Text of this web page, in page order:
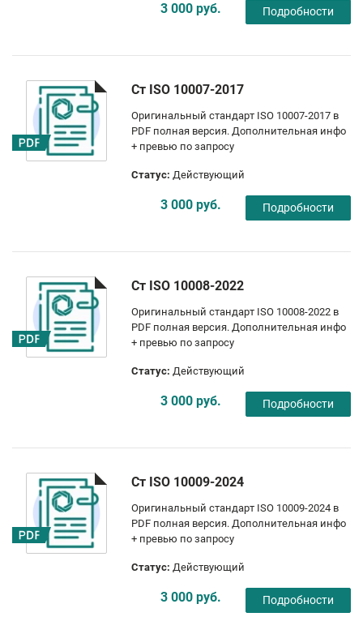
3 000 руб. Подробности
Ст ISO 10007-2017
Оригинальный стандарт ISO 10007-2017 в
PDF полная версия. Дополнительная инфо
+ превью по запросу
Статус: Действующий
3 000 руб. Подробности
Ст ISO 10008-2022
Оригинальный стандарт ISO 10008-2022 в
PDF полная версия. Дополнительная инфо
+ превью по запросу
Статус: Действующий
3 000 руб. Подробности
Ст ISO 10009-2024
Оригинальный стандарт ISO 10009-2024 в
PDF полная версия. Дополнительная инфо
+ превью по запросу
Статус: Действующий
3 000 руб. Подробности